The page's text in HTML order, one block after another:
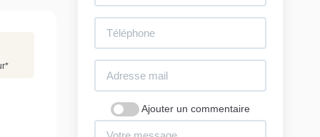
*
Ajouter un commentaire